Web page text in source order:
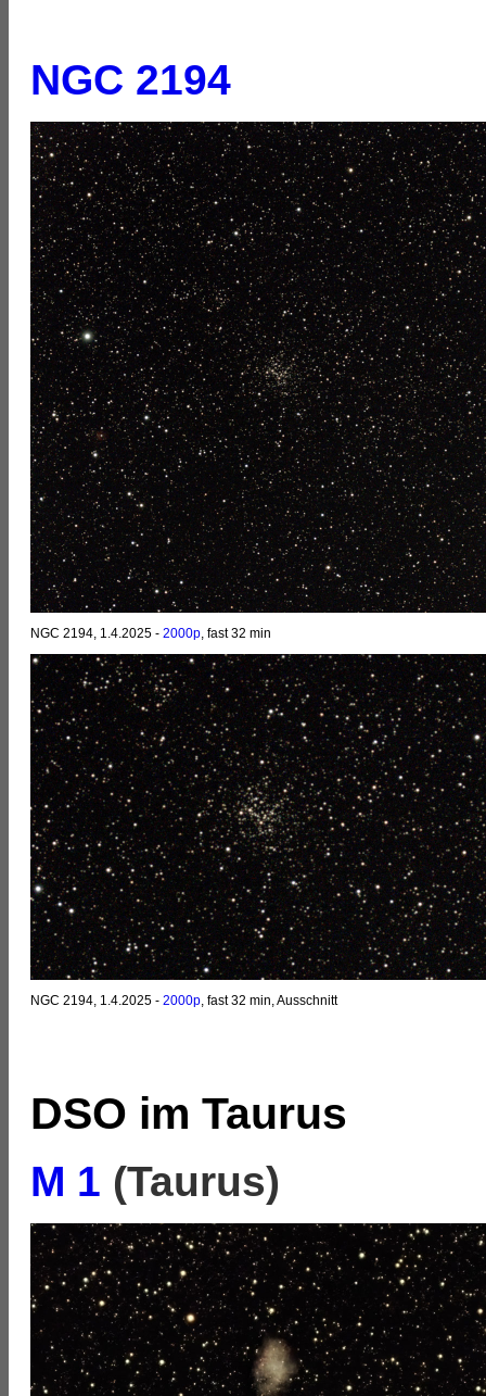
NGC 2194
NGC 2194, 1.4.2025 - 2000p , fast 32 min
NGC 2194, 1.4.2025 - 2000p , fast 32 min, Ausschnitt
DSO im Taurus
M 1 (Taurus)